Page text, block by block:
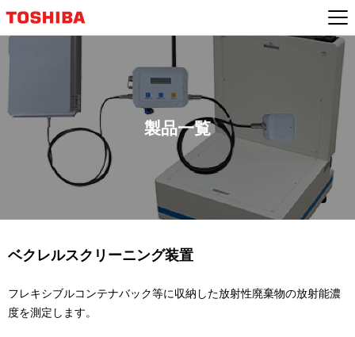
製品一覧
ベクレルスクリーニング装置
フレキシブルコンテナバック等に収納した放射性廃棄物の放射能濃
度を測定します。